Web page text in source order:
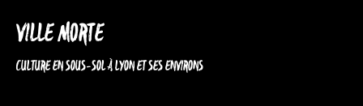
VILLE MORTE
CULTURE EN SOUS-SOL À LYON ET SES ENVIRONS